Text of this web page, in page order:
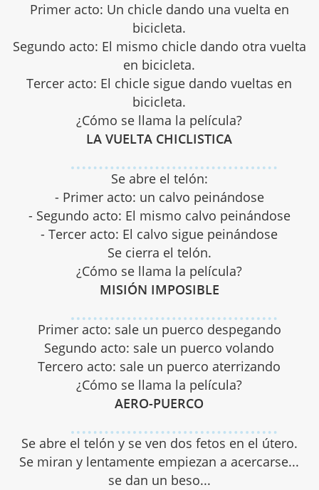
Primer acto: Un chicle dando una vuelta en
bicicleta.
Segundo acto: El mismo chicle dando otra vuelta
en bicicleta.
Tercer acto: El chicle sigue dando vueltas en
bicicleta.
¿Cómo se llama la película?
LA VUELTA CHICLISTICA
Se abre el telón:
- Primer acto: un calvo peinándose
- Segundo acto: El mismo calvo peinándose
- Tercer acto: El calvo sigue peinándose
Se cierra el telón.
¿Cómo se llama la película?
MISIÓN IMPOSIBLE
Primer acto: sale un puerco despegando
Segundo acto: sale un puerco volando
Tercero acto: sale un puerco aterrizando
¿Cómo se llama la película?
AERO-PUERCO
Se abre el telón y se ven dos fetos en el útero.
Se miran y lentamente empiezan a acercarse...
se dan un beso...